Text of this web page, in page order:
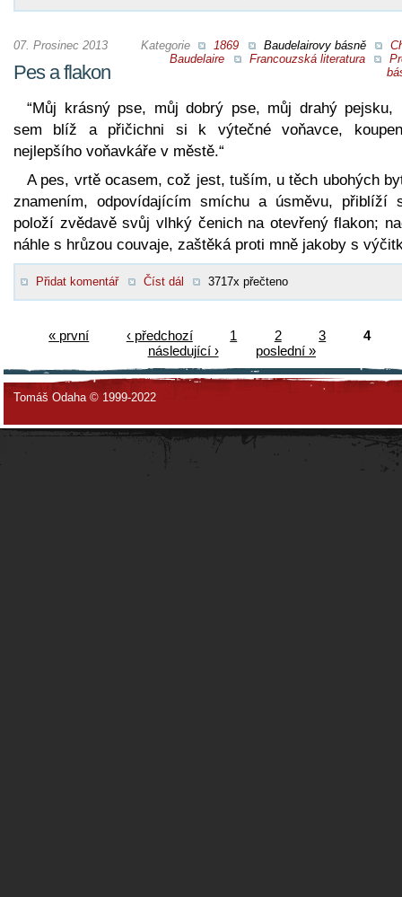
Kategorie 1869 Baudelairovy básně
Baudelaire
Francouzská literatura
07. Prosinec 2013
Pes a flakon
“Můj krásný pse, můj dobrý pse, můj drahý pejsku,
sem blíž a přičichni si k výtečné voňavce,
nejlepšího voňavkáře v městě.“
A pes, vrtě ocasem, což jest, tuším, u těch ubohých
znamením, odpovídajícím smíchu a úsměvu, přiblíží
položí zvědavě svůj vlhký čenich na otevřený flakon;
náhle s hrůzou couvaje, zaštěká proti mně jakoby s
Přidat komentář Číst dál 3717x přečteno
« první ‹ předchozí 1 2 3
4
následující ›
poslední »
Tomáš Odaha © 1999-2022